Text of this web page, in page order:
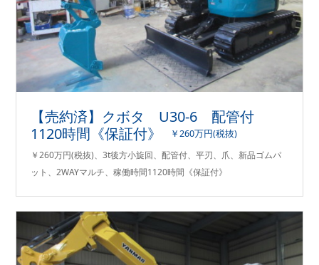
【売約済】クボタ U30-6 配管付
1120時間《保証付》
￥260万円(税抜)
￥260万円(税抜)、3t後方小旋回、配管付、平刃、爪、新品ゴムパ
ット、2WAYマルチ、稼働時間1120時間《保証付》